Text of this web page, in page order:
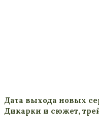
Дата выхода новых
Дикарки и сюжет,